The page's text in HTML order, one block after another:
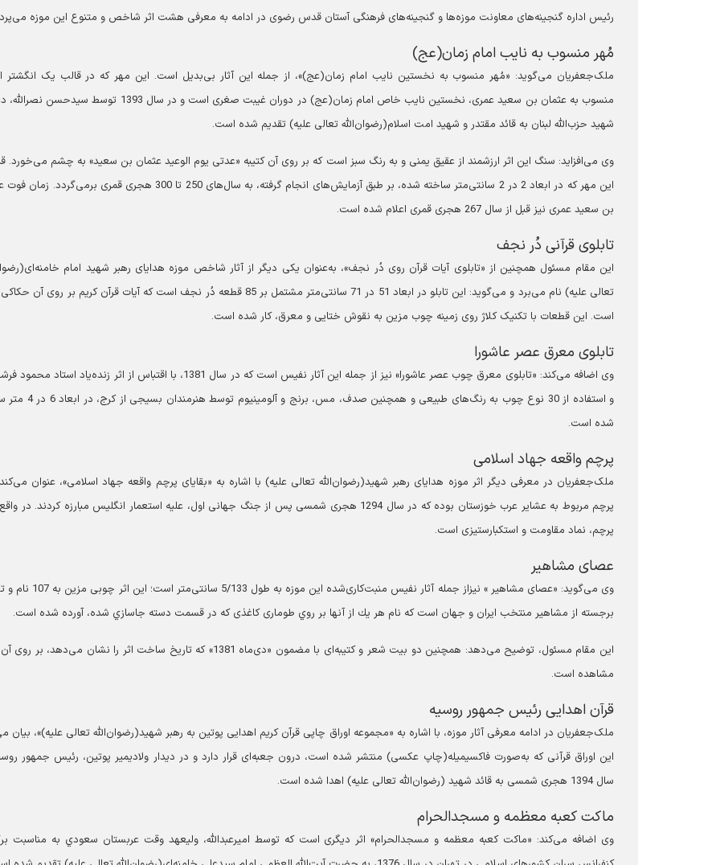
رئیس اداره گنجینه‌های معاونت موزه‌ها و گنجینه‌های فرهنگی آستان قدس رضوی در ادامه به معرفی هشت اثر شاخص و متنوع این موزه
مُهر منسوب به نایب امام زمان(عج)
ملک‌جعفریان می‌گوید: «مُهر منسوب به نخستین نایب امام زمان(عج)»، از جمله این آثار بی‌بدیل است. این مهر که در قالب یک انگشتر
منسوب به عثمان بن سعید عمری، نخستین نایب خاص امام زمان(عج) در دوران غیبت صغری است و در سال 1393 توسط
شهید حزب‌الله لبنان به قائد مقتدر و شهید امت اسلام(رضوان‌الله تعالی علیه) تقدیم شده است.
وی می‌افزاید: سنگ این اثر ارزشمند از عقیق یمنی و به رنگ سبز است که بر روی آن کتیبه «عدتی یوم الوعید عثمان بن سعید» به چشم می‌خورد.
این مهر که در ابعاد 2 در 2 سانتی‌متر ساخته شده، بر طبق آزمایش‌های انجام گرفته، به سال‌های 250 تا 300 هجری قمری
بن سعید عمری نیز قبل از سال 267 هجری قمری اعلام شده است.
تابلوی قرآنی دُر نجف
این مقام مسئول همچنین از «تابلوی آیات قرآن روی دُر نجف»، به‌عنوان یکی دیگر از آثار شاخص موزه هدایای رهبر شهید امام
تعالی علیه) نام می‌برد و می‌گوید: این تابلو در ابعاد 51 در 71 سانتی‌متر مشتمل بر 85 قطعه دُر نجف است که آیات قرآن کریم بر روی
است. این قطعات با تکنیک کلاژ روی زمینه چوب مزین به نقوش ختایی و معرق، کار شده است.
تابلوی معرق عصر عاشورا
وی اضافه می‌کند: «تابلوی معرق چوب عصر عاشورا» نیز از جمله این آثار نفیس است که در سال 1381، با اقتباس از اثر زنده‌یاد
و استفاده از 30 نوع چوب به رنگ‌های طبیعی و همچنین صدف، مس،
شده است.
پرچم واقعه جهاد اسلامی
ملک‌جعفریان در معرفی دیگر اثر موزه هدایای رهبر شهید(رضوان‌الله تعالی علیه) با اشاره به «بقایای پرچم واقعه جهاد اسلامی»، عنوان
پرچم مربوط به عشایر عرب خوزستان بوده که در سال 1294 هجری شمسی پس از جنگ جهانی اول، علیه استعمار انگلیس مبارزه کردند. در
پرچم، نماد مقاومت و استکبارستیزی است.
عصای مشاهیر
وی می‌گوید: «عصای مشاهیر » نیزاز جمله آثار نفیس منبت‌کاری‌شده این
برجسته از مشاهير منتخب ايران و جهان است كه نام هر يك از آنها بر روي طوماری كاغذی كه در قسمت دسته جاسازي شده، آورده شده است.
این مقام مسئول، توضیح می‌دهد: همچنین دو بیت شعر و كتيبه‌ای با مضمون «دی‌ماه 1381» كه تاريخ ساخت اثر را نشان می‌دهد،
مشاهده است.
قرآن اهدایی رئیس جمهور روسیه
ملک‌جعفریان در ادامه معرفی آثار موزه، با اشاره به «مجموعه اوراق چاپی قرآن کریم اهدایی پوتین به رهبر شهید(رضوان‌الله تعالی علیه)»، بیان
این اوراق قرآنی که به‌صورت فاکسیمیله(چاپ عکسی) منتشر شده است، درون جعبه‌ای قرار دارد و در دیدار ولادیمیر پوتین، رئیس جمهور
سال 1394 هجری شمسی به قائد شهید (رضوان‌الله تعالی علیه) اهدا شده است.
ماکت کعبه معظمه و مسجدالحرام
وی اضافه می‌کند: «ماکت کعبه معظمه و مسجدالحرام» اثر دیگری است که توسط اميرعبدالله، وليعهد وقت عربستان سعودي به مناسبت